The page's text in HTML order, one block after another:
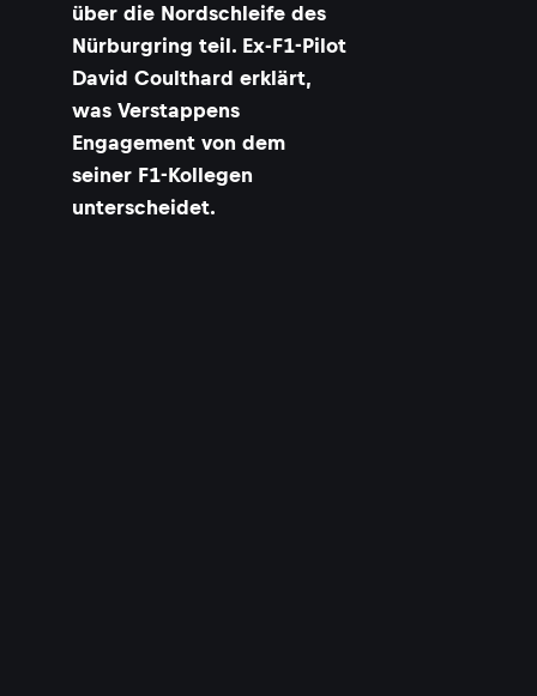
über die Nordschleife des
Nürburgring teil. Ex-F1-Pilot
David Coulthard erklärt,
was Verstappens
Engagement von dem
seiner F1-Kollegen
unterscheidet.